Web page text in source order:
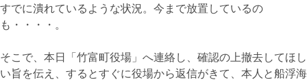
すでに潰れているような状況。今まで放置しているの
も・・・・。
そこで、本日「竹富町役場」へ連絡し、確認の上撤去してほし
い旨を伝え、するとすぐに役場から返信がきて、本人と船浮海